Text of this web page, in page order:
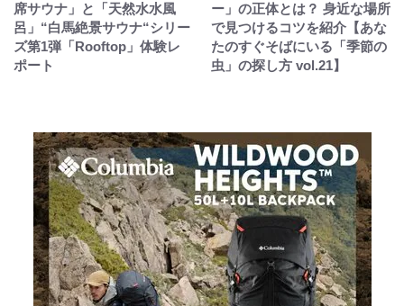
席サウナ」と「天然水水風
呂」“白馬絶景サウナ“シリー
ズ第1弾「Rooftop」体験レ
ポート
ー」の正体とは？ 身近な場所
で見つけるコツを紹介【あな
たのすぐそばにいる「季節の
虫」の探し方 vol.21】